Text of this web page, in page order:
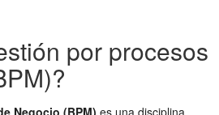
por procesos
Negocio (BPM) es una disciplina